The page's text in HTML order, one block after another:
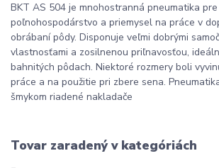
BKT AS 504 je mnohostranná pneumatika pre
poľnohospodárstvo a priemysel na práce v
obrábaní pôdy. Disponuje veľmi dobrými
vlastnosťami a zosilnenou priľnavosťou,
bahnitých pôdach. Niektoré rozmery boli
práce a na použitie pri zbere sena.
šmykom riadené nakladače
Tovar zaradený v kategóriách